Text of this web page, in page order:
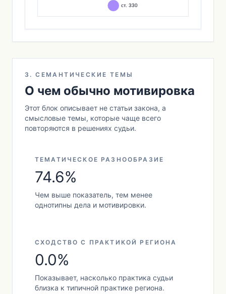
3. СЕМАНТИЧЕСКИЕ ТЕМЫ
О чем обычно мотивировка
Этот блок описывает не статьи закона, а
смысловые темы, которые чаще всего
повторяются в решениях судьи.
ТЕМАТИЧЕСКОЕ РАЗНООБРАЗИЕ
74.6%
Чем выше показатель, тем менее
однотипны дела и мотивировки.
СХОДСТВО С ПРАКТИКОЙ РЕГИОНА
0.0%
Показывает, насколько практика судьи
близка к типичной практике региона.